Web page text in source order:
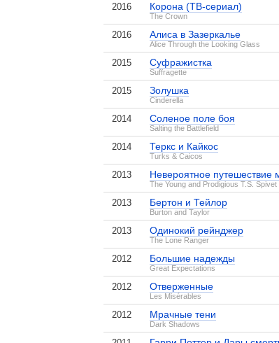
2016 Корона (ТВ-сериал)
The Crown
2016 Алиса в Зазеркалье
Alice Through the Looking Glass
2015 Суфражистка
Suffragette
2015 Золушка
Cinderella
2014 Соленое поле боя
Salting the Battlefield
2014 Теркс и Кайкос
Turks & Caicos
2013 Невероятное путешествие
The Young and Prodigious T.S. Spivet
2013 Бертон и Тейлор
Burton and Taylor
2013 Одинокий рейнджер
The Lone Ranger
2012 Большие надежды
Great Expectations
2012 Отверженные
Les Misérables
2012 Мрачные тени
Dark Shadows